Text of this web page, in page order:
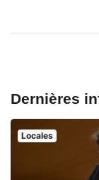
Dernières
Locales